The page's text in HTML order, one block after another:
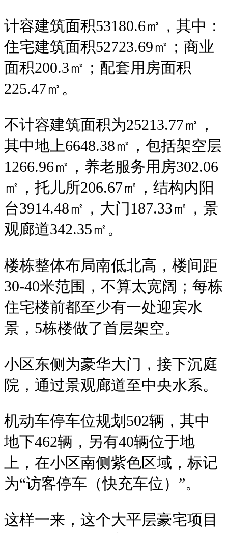
计容建筑面积53180.6㎡，其中：
住宅建筑面积52723.69㎡；商业
面积200.3㎡；配套用房面积
225.47㎡。
不计容建筑面积为25213.77㎡，
其中地上6648.38㎡，包括架空层
1266.96㎡，养老服务用房302.06
㎡，托儿所206.67㎡，结构内阳
台3914.48㎡，大门187.33㎡，景
观廊道342.35㎡。
楼栋整体布局南低北高，楼间距
30-40米范围，不算太宽阔；每栋
住宅楼前都至少有一处迎宾水
景， 5栋楼做了首层架空。
小区东侧为豪华大门，接下沉庭
院，通过景观廊道至中央水系。
机动车停车位规划 502辆，其中
地下462辆，另有40辆位于地
上，在小区南侧紫色区域，标记
为“访客停车（快充车位）”。
这样一来，这个大平层豪宅项目